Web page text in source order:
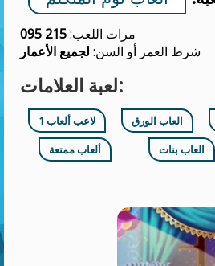
مرات اللعب:215 095
شرط العمر أو السن: لجميع الأعمار
لعبة العلامات:
1 لاعب ألعاب العاب الورق
ألعاب ممتعة
العاب بنات